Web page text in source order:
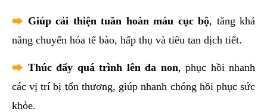
Giúp cải thiện tuần hoàn máu cục bộ, tăng khả
năng chuyển hóa tế bào, hấp thụ và tiêu tan dịch tiết.
Thúc đẩy quá trình lên da non, phục hồi nhanh
các vị trí bị tổn thương, giúp nhanh chóng hồi phục sức
khỏe.